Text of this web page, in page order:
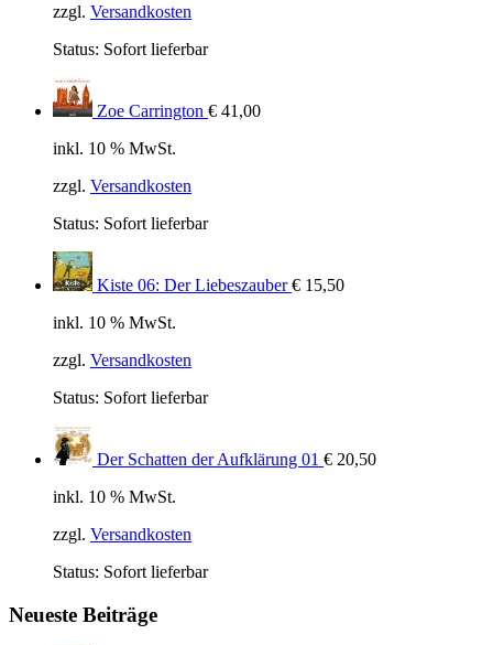
zzgl. Versandkosten
Status: Sofort lieferbar
Zoe Carrington € 41,00
inkl. 10 % MwSt.
zzgl. Versandkosten
Status: Sofort lieferbar
Kiste 06: Der Liebeszauber € 15,50
inkl. 10 % MwSt.
zzgl. Versandkosten
Status: Sofort lieferbar
Der Schatten der Aufklärung 01 € 20,50
inkl. 10 % MwSt.
zzgl. Versandkosten
Status: Sofort lieferbar
Neueste Beiträge